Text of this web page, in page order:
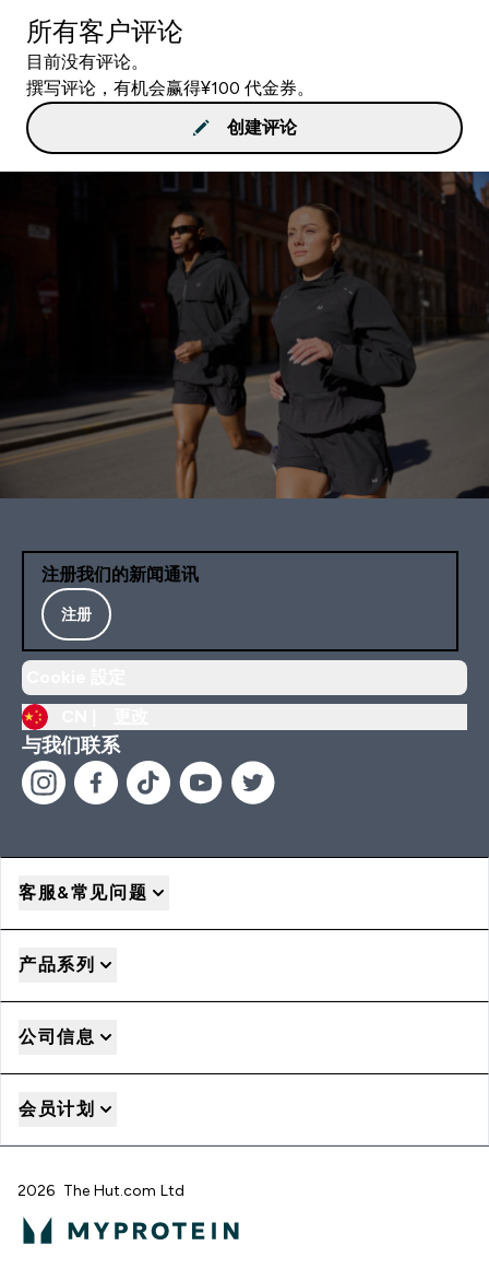
所有客户评论
目前没有评论。
撰写评论，有机会赢得¥100 代金券。
创建评论
注册我们的新闻通讯
注册
与我们联系
客服&常见问题
产品系列
公司信息
会员计划
2026 The Hut.com Ltd